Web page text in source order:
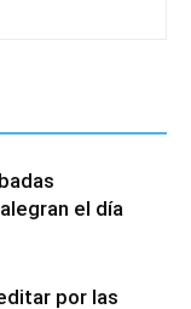
el día
por las